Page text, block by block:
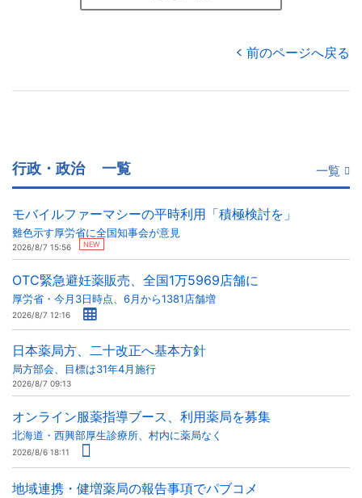
前のページへ戻る
行政・政治 一覧 一覧
モバイルファーマシーの平時利用「積極検討を」
難色示す厚労省に全国知事会が意見
2026/8/7 15:56 NEW
OTC緊急避妊薬販売、全国1万5969店舗に
厚労省・今月3日時点、6月から1381店舗増
2026/8/7 12:16
日本薬局方、二十改正へ基本方針
局方部会、目標は31年4月施行
2026/8/7 09:13
オンライン服薬指導ブース、利用薬局を募集
北海道・西興部厚生診療所、村内に薬局なく
2026/8/6 18:11
地域連携・健増薬局の報告事項でパブコメ